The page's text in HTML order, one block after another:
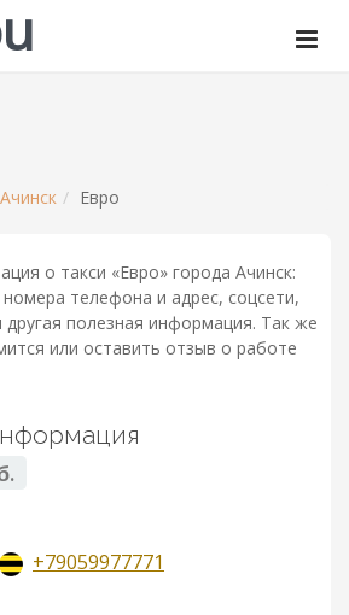
Ачинск Евро
о такси «Евро» города Ачинск:
телефона и адрес, соцсети,
другая полезная информация. Так же
или оставить отзыв о работе
+79059977771